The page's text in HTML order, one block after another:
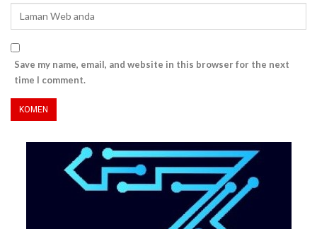
Save my name, email, and website in this browser for the next
time I comment.